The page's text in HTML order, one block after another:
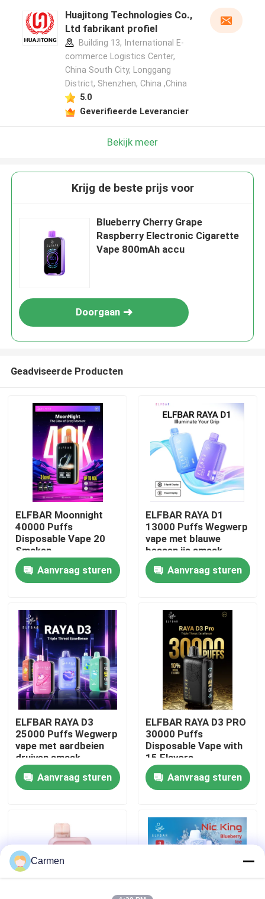
Thuis
Videos
Over ons
Fabrieksreis
Kwaliteitscontrole
Contacteer ons
Vozol damp
Huajitong Technologies Co.,
Ltd fabrikant profiel
Building 13, International E-
commerce Logistics Center,
China South City, Longgang
District, Shenzhen, China ,China
5.0
Geverifieerde Leverancier
Bekijk meer
Krijg de beste prijs voor
Blueberry Cherry Grape
Raspberry Electronic Cigarette
Vape 800mAh accu
Doorgaan
Geadviseerde Producten
ELFBAR Moonnight
40000 Puffs
Disposable Vape 20
Smaken
Aanvraag sturen
ELFBAR RAYA D1
13000 Puffs Wegwerp
vape met blauwe
bessen ijs smaak
Aanvraag sturen
ELFBAR RAYA D3
25000 Puffs Wegwerp
vape met aardbeien
druiven smaak
Aanvraag sturen
ELFBAR RAYA D3 PRO
30000 Puffs
Disposable Vape with
15 Flavors
Aanvraag sturen
Carmen